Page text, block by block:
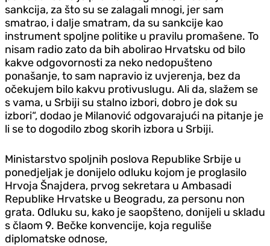
sankcija, za što su se zalagali mnogi, jer sam
smatrao, i dalje smatram, da su sankcije kao
instrument spoljne politike u pravilu promašene. To
nisam radio zato da bih abolirao Hrvatsku od bilo
kakve odgovornosti za neko nedopušteno
ponašanje, to sam napravio iz uvjerenja, bez da
očekujem bilo kakvu protivuslugu. Ali da, slažem se
s vama, u Srbiji su stalno izbori, dobro je dok su
izbori“, dodao je Milanović odgovarajući na pitanje je
li se to dogodilo zbog skorih izbora u Srbiji.
Ministarstvo spoljnih poslova Republike Srbije u
ponedjeljak je donijelo odluku kojom je proglasilo
Hrvoja Šnajdera, prvog sekretara u Ambasadi
Republike Hrvatske u Beogradu, za personu non
grata. Odluku su, kako je saopšteno, donijeli u skladu
s člaom 9. Bečke konvencije, koja reguliše
diplomatske odnose,